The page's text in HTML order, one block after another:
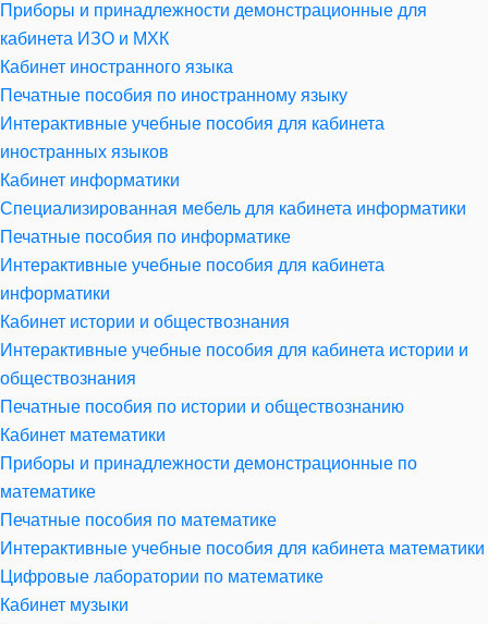
Приборы и принадлежности демонстрационные для
кабинета ИЗО и МХК
Кабинет иностранного языка
Печатные пособия по иностранному языку
Интерактивные учебные пособия для кабинета
иностранных языков
Кабинет информатики
Специализированная мебель для кабинета информатики
Печатные пособия по информатике
Интерактивные учебные пособия для кабинета
информатики
Кабинет истории и обществознания
Интерактивные учебные пособия для кабинета истории и
обществознания
Печатные пособия по истории и обществознанию
Кабинет математики
Приборы и принадлежности демонстрационные по
математике
Печатные пособия по математике
Интерактивные учебные пособия для кабинета математики
Цифровые лаборатории по математике
Кабинет музыки